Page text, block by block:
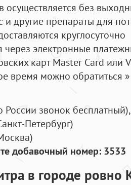
осуществляется без
и другие препараты для
круглосуточно
электронные
карт Master Card или
время можно обратиться
России звонок бесплатный),
Петербург)
добавочный номер: 3533
в городе ровно